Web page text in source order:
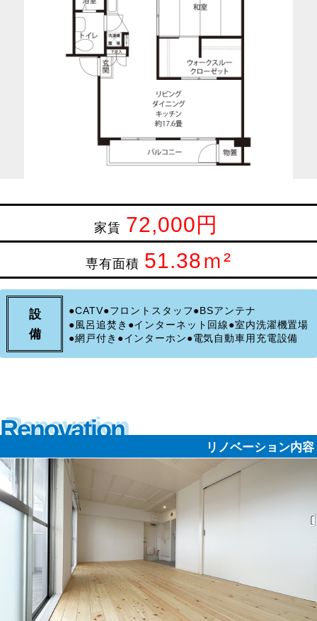
家賃 72,000円
専有面積 51.38ｍ²
設
備
CATV フロントスタッフ
BSアンテナ
風呂追焚き
インターネット回線
室内洗濯機置場
網戸付き
インターホン 電気自動車用充電設備
リノベーション内容